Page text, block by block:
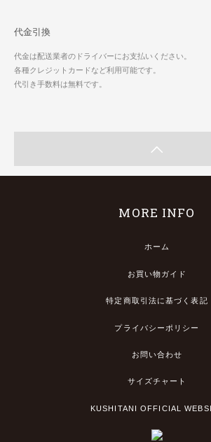
代金引換
代金は配送業者のドライバーにお支払いください。
各種クレジットカードなど利用可能です。
代引き手数料は無料です。
MORE INFO
ホーム
お買い物ガイド
特定商取引法に基づく表記
プライバシーポリシー
お問い合わせ
サイズチャート
KUSHITANI OFFICIAL